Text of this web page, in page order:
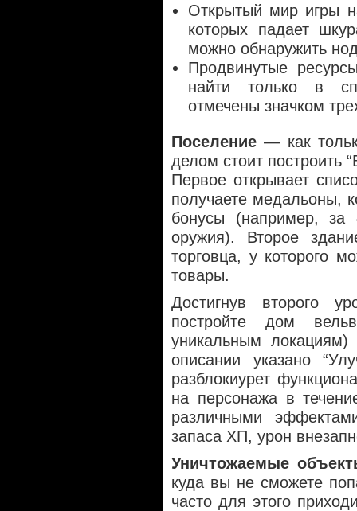
Открытый мир игры
которых падает
можно обнаружить
Продвинутые
найти только в
отмечены значком
Поселение — как
делом стоит построить
Первое открывает
получаете медальоны,
бонусы (например,
оружия). Второе
торговца, у которого
товары.
Достигнув второго
постройте дом
уникальным
описании указано
разблокиурет
на персонажа в
различными
запаса ХП, урон
Уничтожаемые
куда вы не сможете
часто для этого